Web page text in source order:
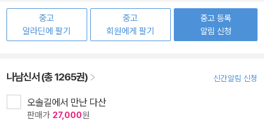
중고
알라딘에 팔기
중고
회원에게 팔기
중고 등록
알림 신청
나남신서 (총 1265권) 신간알림 신청
오솔길에서 만난 다산
판매가 27,000원